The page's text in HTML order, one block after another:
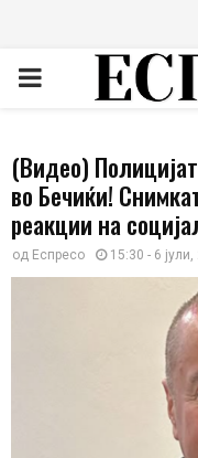
PRIMARY
(Видео)
во Бечиќи!
реакции на
од Еспресо 15:30 - 6